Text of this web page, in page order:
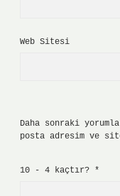
Web Sitesi
Daha sonraki
posta adresim ve
10 - 4 kaçtır? *